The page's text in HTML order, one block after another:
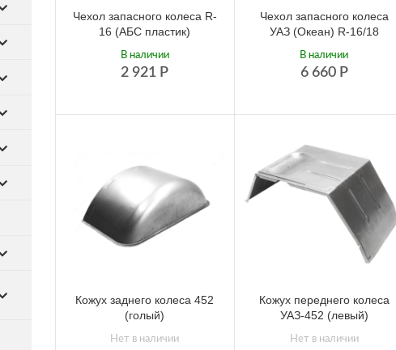
Чехол запасного колеса R-
16 (АБС пластик)
2 921 Р
В наличии
Чехол запасного колеса
УАЗ (Океан) R-16/18
6 660 Р
В наличии
Кожух заднего колеса 452
(голый)
Нет в наличии
Кожух переднего колеса
УАЗ-452 (левый)
Нет в наличии